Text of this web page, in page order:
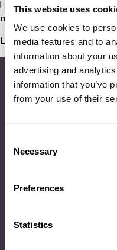
This website uses
We use cookies to
media features and to
information about your
advertising and
information that you’ve
from your use of their
Selection
Necessary
Preferences
Statistics
Enregistrer mon nom,
navigateur pour mon
Adresse